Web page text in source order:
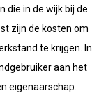
die in de wijk bij de
zijn de kosten om
te krijgen. In
aan het
eigenaarschap.